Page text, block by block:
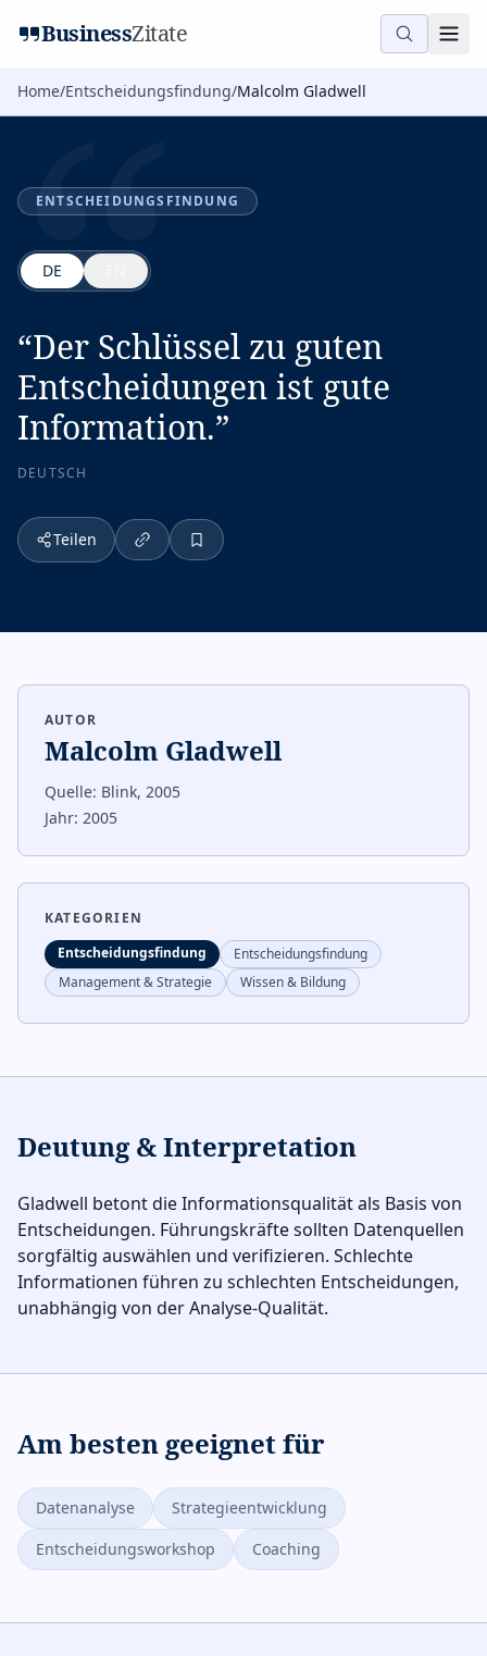
BusinessZitate
Home/Entscheidungsfindung/Malcolm Gladwell
“
ENTSCHEIDUNGSFINDUNG
DE
“Der Schlüssel zu guten
Entscheidungen ist gute
Information.”
DEUTSCH
Teilen
AUTOR
Malcolm Gladwell
Quelle: Blink, 2005
Jahr: 2005
KATEGORIEN
Entscheidungsfindung
Entscheidungsfindung
Management & Strategie
Wissen & Bildung
Deutung & Interpretation
Gladwell betont die Informationsqualität als Basis von
Entscheidungen. Führungskräfte sollten Datenquellen
sorgfältig auswählen und verifizieren. Schlechte
Informationen führen zu schlechten Entscheidungen,
unabhängig von der Analyse-Qualität.
Am besten geeignet für
Datenanalyse
Strategieentwicklung
Entscheidungsworkshop
Coaching